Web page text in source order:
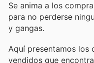
Se anima a los
para no perderse
y gangas.
Aquí presentamos los
vendidos que